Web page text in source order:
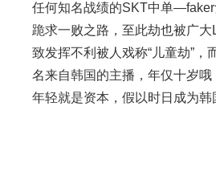
任何知名战绩的SKT中单
跪求一败之路，至此劫也被广
致发挥不利被人戏称“儿童劫”
名来自韩国的主播，年仅十岁
年轻就是资本，假以时日成为